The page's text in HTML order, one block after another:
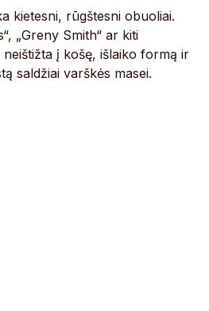
kietesni, rūgštesni obuoliai.
„Greny Smith“ ar kiti
neištižta į košę, išlaiko formą ir
saldžiai varškės masei.